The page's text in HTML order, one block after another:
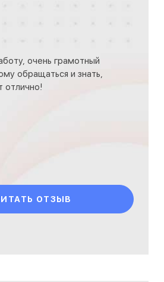
очень грамотный
обращаться и знать,
отлично!
ОТЗЫВ